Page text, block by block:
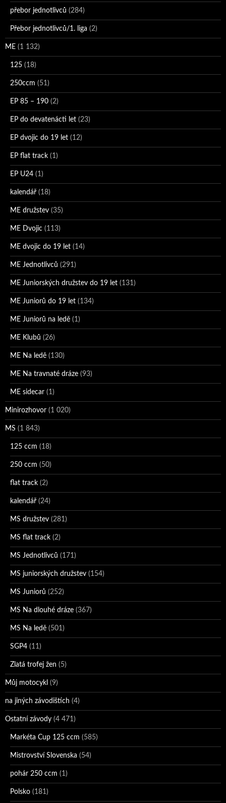
přebor jednotlivců (284)
Přebor jednotlivců/1. liga (2)
ME (1 132)
125 (18)
250ccm (51)
EP 85 – 190 (2)
EP do devatenácti let (23)
EP dvojic do 19 let (12)
EP flat track (1)
EP U24 (1)
kalendář (18)
ME družstev (35)
ME Dvojic (113)
ME dvojic do 19 let (14)
ME Jednotlivců (291)
ME Juniorských družstev do 19 let (131)
ME Juniorů do 19 let (134)
ME Juniorů na ledě (1)
ME Klubů (26)
ME Na ledě (130)
ME Na travnaté dráze (93)
ME sidecar (1)
Minirozhovor (1 020)
MS (1 843)
125 ccm (18)
250 ccm (50)
flat track (2)
kalendář (24)
MS družstev (281)
MS flat track (2)
MS Jednotlivců (171)
MS juniorských družstev (154)
MS Juniorů (252)
MS Na dlouhé dráze (367)
MS Na ledě (501)
SGP4 (11)
Zlatá trofej žen (5)
Můj motocykl (9)
na jiných závodištích (4)
Ostatní závody (4 471)
Markéta Cup 125 ccm (585)
Mistrovství Slovenska (54)
pohár 250 ccm (1)
Polsko (181)